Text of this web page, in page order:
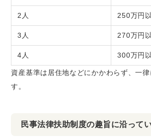
2人 250万円
3人 270万円
4人 300万円
資産基準は居住地などにかかわらず、一
す。
民事法律扶助制度の趣旨に沿って